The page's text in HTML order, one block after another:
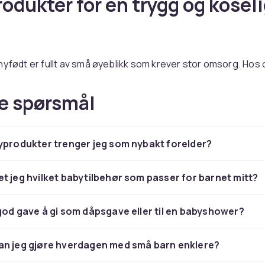
er fullt av små øyeblikk som krever stor omsorg. Hos
smokker til smarte løsninger for bleieskift og
skaper trygghet for både baby og forelder.
som forenkler
smaken til den første turen i barnevognen – babytilbehør
dag. Her finner du alt fra praktiske middagssett og
selv når den er travel.
som vokser med
spørsmål
trenger jeg som nybakt forelder?
jeg hvilket babytilbehør som passer for barnet mitt?
gave å gi som dåpsgave eller til en babyshower?
jeg gjøre hverdagen med små barn enklere?